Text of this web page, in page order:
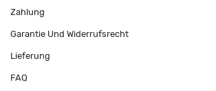
Zahlung
Garantie Und Widerrufsrecht
Lieferung
FAQ